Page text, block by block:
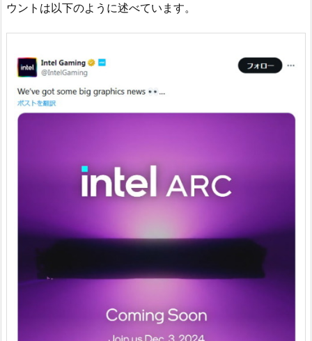
ウントは以下のように述べています。